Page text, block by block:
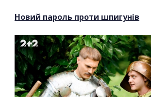
Новий пароль проти шпигунів